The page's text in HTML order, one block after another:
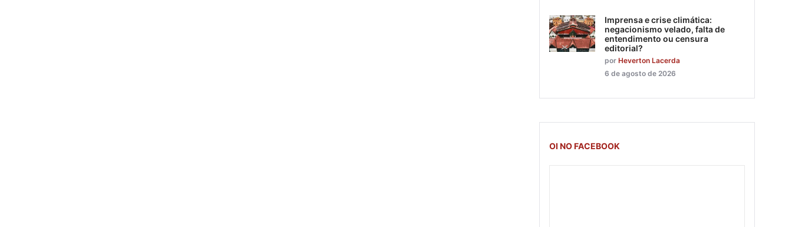
Imprensa e crise climática:
negacionismo velado, falta de
entendimento ou censura
editorial?
por Heverton Lacerda
6 de agosto de 2026
OI NO FACEBOOK